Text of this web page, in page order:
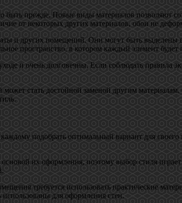
быть прежде. Новые виды материалов позволяют
от некоторых других материалов, обои не
и других помещений. Они могут быть выделены
пространство, в котором каждый элемент
и очень долговечны. Если соблюдать правила
стать достойной заменой другим
подобрать оптимальный вариант для своего
их оформления, поэтому выбор стиля
требуется использовать практические
для оформления стен.